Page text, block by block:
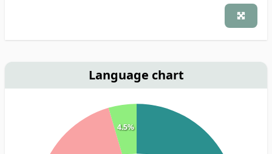
Language chart
4.5%